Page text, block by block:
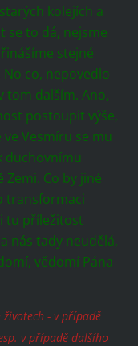
kolejích a
se to dá, nejsme
stejné
co, nepovedlo
tom dalším. Ano,
postoupit výše,
Vesmíru se mu
duchovnímu
Co by jiné
transformaci
tu příležitost
nás tady neudělá,
vědomí Pána
životech - v případě
v případě dalšího